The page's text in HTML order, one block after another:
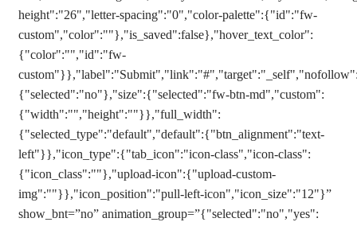
height":"26","letter-spacing":"0","color-palette":{"id":"fw-
custom","color":""},"is_saved":false},"hover_text_color":
{"color":"","id":"fw-
{"selected":"no"},"size":{"selected":"fw-btn-md","custom":
{"width":"","height":""}},"full_width":
{"selected_type":"default","default":{"btn_alignment":"text-
left"}},"icon_type":{"tab_icon":"icon-class","icon-class":
{"icon_class":""},"upload-icon":{"upload-custom-
img":""}},"icon_position":"pull-left-icon","icon_size":"12"}”
show_bnt=”no” animation_group=”{"selected":"no","yes":